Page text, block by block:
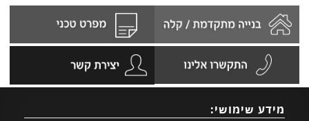
מידע שימושי: